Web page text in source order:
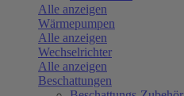
Alle anzeigen
Wärmepumpen
Alle anzeigen
Wechselrichter
Alle anzeigen
Beschattungen